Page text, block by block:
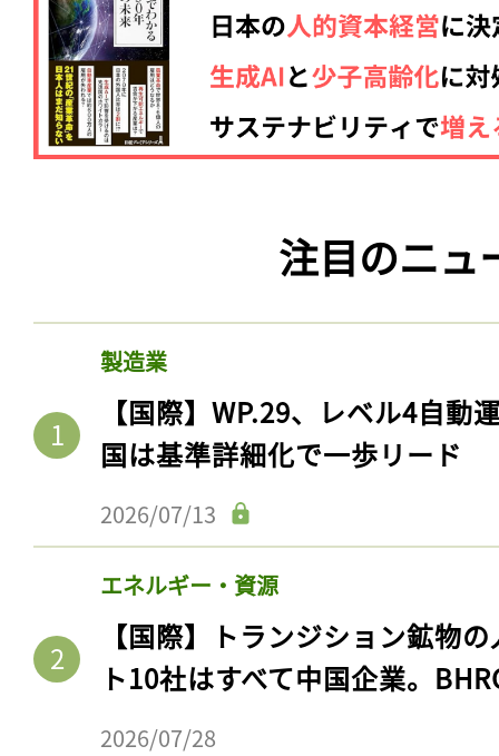
注目のニュ
製造業
【国際】WP.29、レベル4自動
国は基準詳細化で一歩リード
2026/07/13
エネルギー・資源
【国際】トランジション鉱物
ト10社はすべて中国企業。
2026/07/28